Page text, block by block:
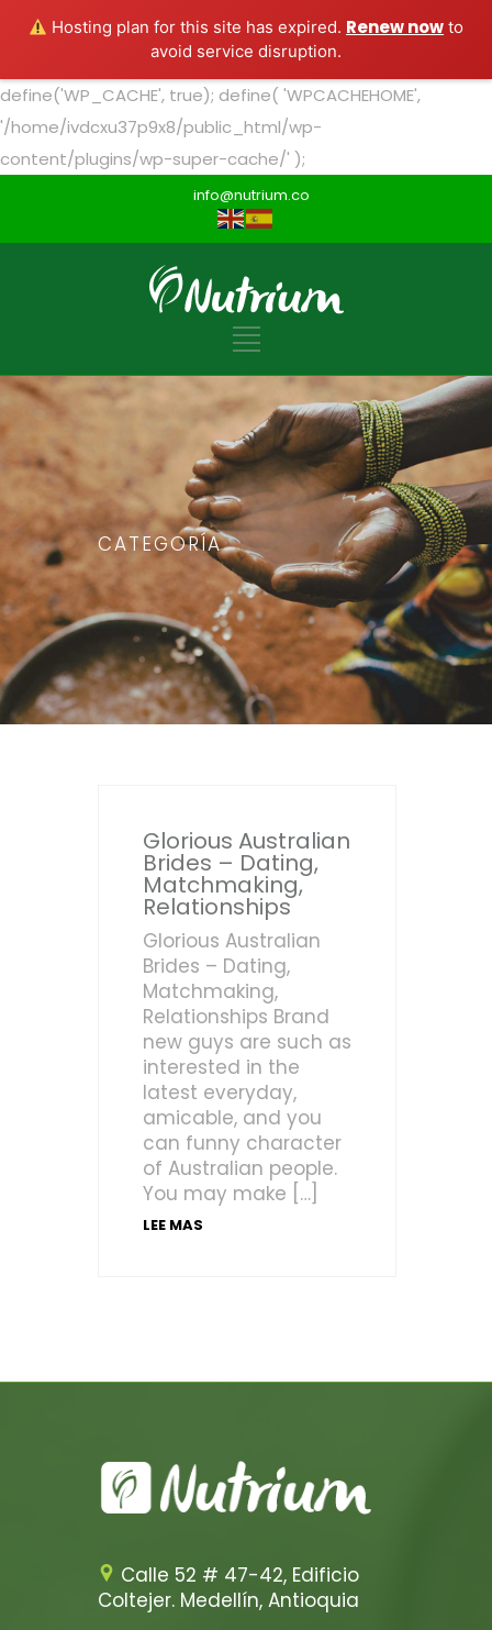
Hosting plan for this site has expired. Renew now to
avoid service disruption.
define('WP_CACHE', true); define( 'WPCACHEHOME',
'/home/ivdcxu37p9x8/public_html/wp-
content/plugins/wp-super-cache/' );
info@nutrium.co
CATEGORÍA
Glorious Australian
Brides – Dating,
Matchmaking,
Relationships
Glorious Australian
Brides – Dating,
Matchmaking,
Relationships Brand
new guys are such as
interested in the
latest everyday,
amicable, and you
can funny character
of Australian people.
You may make […]
LEE MAS
Calle 52 # 47-42, Edificio
Coltejer. Medellín, Antioquia